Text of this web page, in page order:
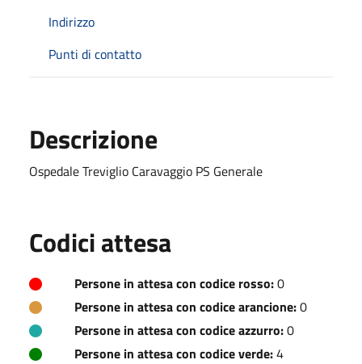
Indirizzo
Punti di contatto
Descrizione
Ospedale Treviglio Caravaggio PS Generale
Codici attesa
Persone in attesa con codice rosso:0
Persone in attesa con codice arancione:0
Persone in attesa con codice azzurro:0
Persone in attesa con codice verde:4